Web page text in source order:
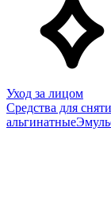
Уход за лицом
Средства для
альгинатные